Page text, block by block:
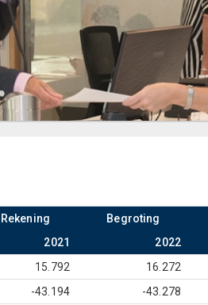
Rekening Begroting
2021
2022
15.792 16.272
-43.194 -43.278